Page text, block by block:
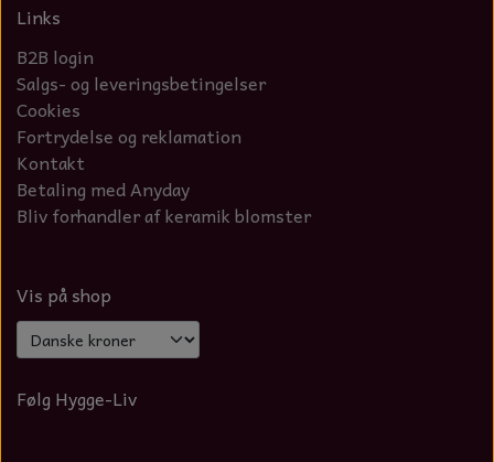
Links
B2B login
Salgs- og leveringsbetingelser
Cookies
Fortrydelse og reklamation
Kontakt
Betaling med Anyday
Bliv forhandler af keramik blomster
Vis på shop
Følg Hygge-Liv